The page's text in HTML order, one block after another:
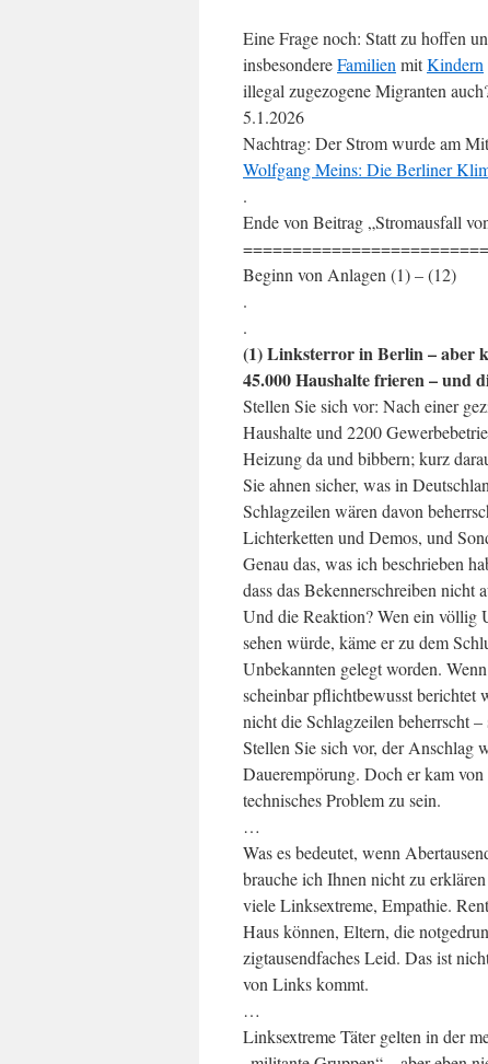
Eine Frage noch: Statt zu hoffen
insbesondereFamilien mitKindern
illegal zugezogene Migranten
5.1.2026
Nachtrag: Der Strom wurde am
Wolfgang Meins: Die Berliner
.
Ende von Beitrag „Stromausfall
Beginn von Anlagen (1) – (12)
.
.
(1) Linksterror in Berlin – aber
45.000 Haushalte frieren – und
Stellen Sie sich vor: Nach einer
Haushalte und 2200
Heizung da und bibbern; kurz
Sie ahnen sicher, was in
Schlagzeilen wären davon
Lichterketten und Demos, und
Genau das, was ich beschrieben
dass das Bekennerschreiben nicht
Und die Reaktion? Wen ein völlig
sehen würde, käme er zu dem
Unbekannten gelegt worden.
scheinbar pflichtbewusst berichtet
nicht die Schlagzeilen beherrscht
Stellen Sie sich vor, der Anschlag
Dauerempörung. Doch er kam
technisches Problem zu sein.
…
Was es bedeutet, wenn
brauche ich Ihnen nicht zu
viele Linksextreme, Empathie.
Haus können, Eltern, die
zigtausendfaches Leid. Das ist
von Links kommt.
…
Linksextreme Täter gelten in der